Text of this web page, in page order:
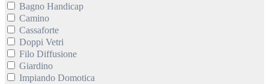
Bagno Handicap
Camino
Cassaforte
Doppi Vetri
Filo Diffusione
Giardino
Impiando Domotica